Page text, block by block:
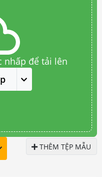
nhấp để tải lên
THÊM TỆP MẪU